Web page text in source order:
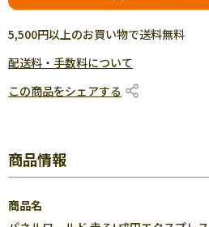
5,500円以上のお買い物で送料無料
配送料・手数料について
この商品をシェアする
商品情報
商品名